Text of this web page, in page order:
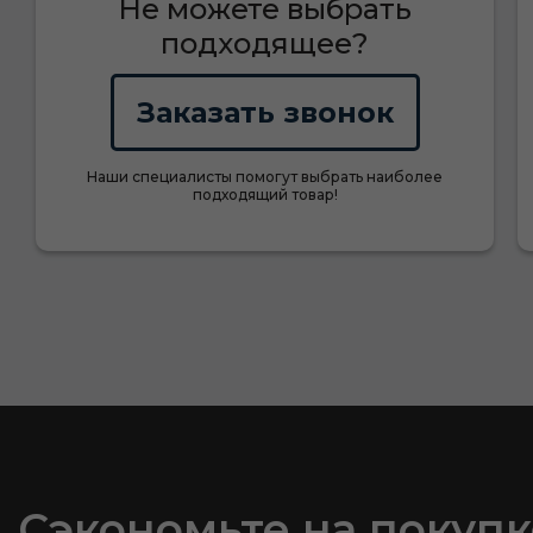
Не можете выбрать
подходящее?
Заказать звонок
Наши специалисты помогут выбрать наиболее
подходящий товар!